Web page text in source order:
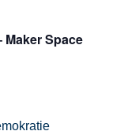
Space